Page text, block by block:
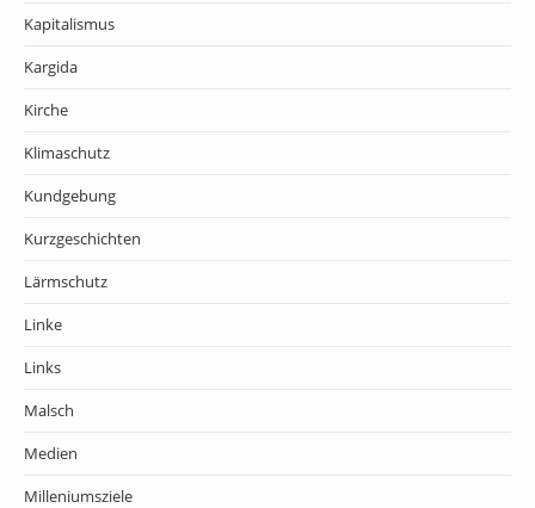
Kapitalismus
Kargida
Kirche
Klimaschutz
Kundgebung
Kurzgeschichten
Lärmschutz
Linke
Links
Malsch
Medien
Milleniumsziele